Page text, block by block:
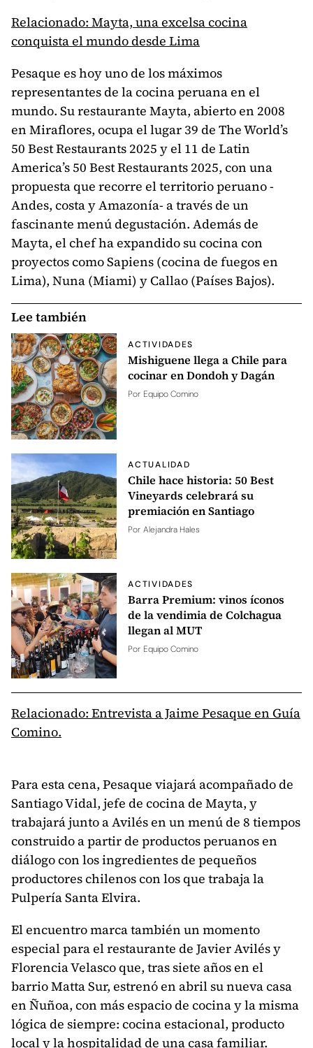
Relacionado: Mayta, una excelsa cocina
conquista el mundo desde Lima
Pesaque es hoy uno de los máximos
representantes de la cocina peruana en el
mundo. Su restaurante Mayta, abierto en 2008
en Miraflores, ocupa el lugar 39 de The World’s
50 Best Restaurants 2025 y el 11 de Latin
America’s 50 Best Restaurants 2025, con una
propuesta que recorre el territorio peruano -
Andes, costa y Amazonía- a través de un
fascinante menú degustación. Además de
Mayta, el chef ha expandido su cocina con
proyectos como Sapiens (cocina de fuegos en
Lima), Nuna (Miami) y Callao (Países Bajos).
Lee también
ACTIVIDADES
Mishiguene llega a Chile para
cocinar en Dondoh y Dagán
Por Equipo Comino
ACTUALIDAD
Chile hace historia: 50 Best
Vineyards celebrará su
premiación en Santiago
Por Alejandra Hales
ACTIVIDADES
Barra Premium: vinos íconos
de la vendimia de Colchagua
llegan al MUT
Por Equipo Comino
Relacionado: Entrevista a Jaime Pesaque en Guía
Comino.
Para esta cena, Pesaque viajará acompañado de
Santiago Vidal, jefe de cocina de Mayta, y
trabajará junto a Avilés en un menú de 8 tiempos
construido a partir de productos peruanos en
diálogo con los ingredientes de pequeños
productores chilenos con los que trabaja la
Pulpería Santa Elvira.
El encuentro marca también un momento
especial para el restaurante de Javier Avilés y
Florencia Velasco que, tras siete años en el
barrio Matta Sur, estrenó en abril su nueva casa
en Ñuñoa, con más espacio de cocina y la misma
lógica de siempre: cocina estacional, producto
local y la hospitalidad de una casa familiar.